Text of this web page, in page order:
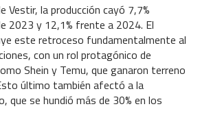
Vestir, la producción cayó 7,7%
2023 y 12,1% frente a 2024. El
este retroceso fundamentalmente al
con un rol protagónico de
Shein y Temu, que ganaron terreno
último también afectó a la
que se hundió más de 30% en los